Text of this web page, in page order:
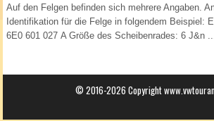
Auf den Felgen befinden sich mehrere Angaben.
Identifikation für die Felge in folgendem Beispiel:
6E0 601 027 A Größe des Scheibenrades: 6 J&n
© 2016-2026 Copyright